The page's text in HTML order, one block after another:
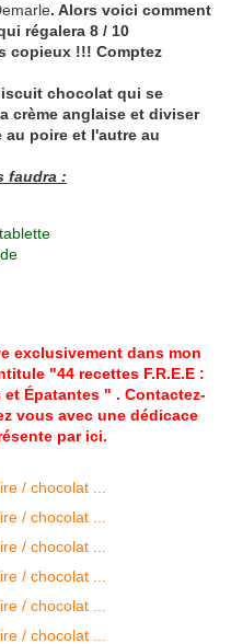
. Alors voici comment
régalera 8 / 10
copieux !!! Comptez
chocolat qui se
crème anglaise et diviser
poire et l'autre au
faudra :
exclusivement dans mon
"44 recettes F.R.E.E :
Épatantes " . Contactez-
vous avec une dédicace
par ici.